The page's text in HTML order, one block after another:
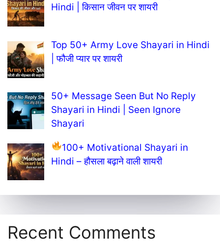
Hindi | किसान जीवन पर शायरी
Top 50+ Army Love Shayari in Hindi
| फौजी प्यार पर शायरी
50+ Message Seen But No Reply
Shayari in Hindi | Seen Ignore
Shayari
100+ Motivational Shayari in
Hindi – हौसला बढ़ाने वाली शायरी
Recent Comments